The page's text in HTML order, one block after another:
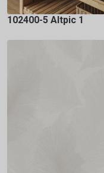
102400-5 Altpic 1